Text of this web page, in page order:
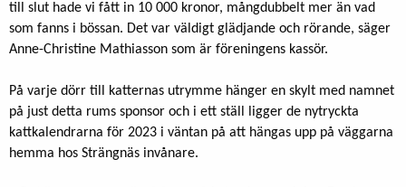
till slut hade vi fått in 10 000 kronor, mångdubbelt mer än vad
som fanns i bössan. Det var väldigt glädjande och rörande, säger
Anne-Christine Mathiasson som är föreningens kassör.
På varje dörr till katternas utrymme hänger en skylt med namnet
på just detta rums sponsor och i ett ställ ligger de nytryckta
kattkalendrarna för 2023 i väntan på att hängas upp på väggarna
hemma hos Strängnäs invånare.